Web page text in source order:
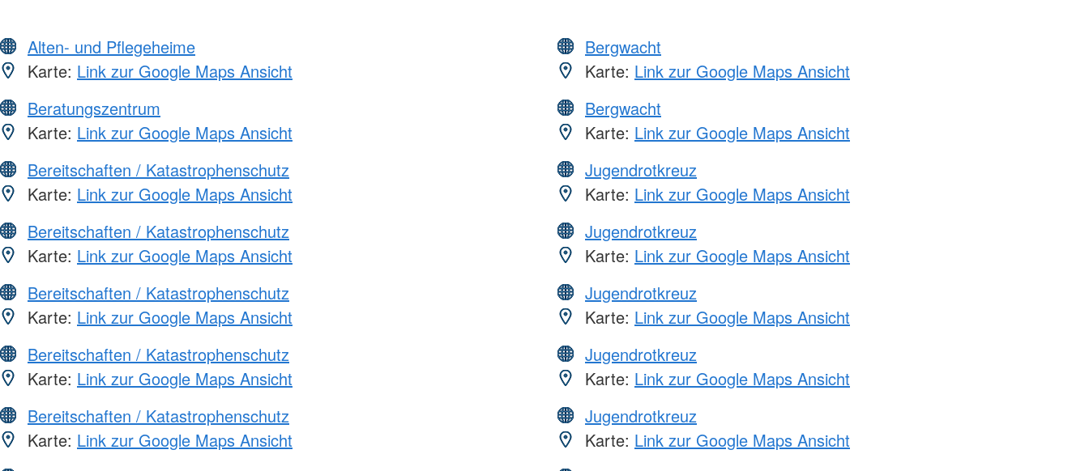
Alten- und Pflegeheime
Karte: Link zur Google Maps Ansicht
Beratungszentrum
Karte: Link zur Google Maps Ansicht
Bereitschaften / Katastrophenschutz
Karte: Link zur Google Maps Ansicht
Bereitschaften / Katastrophenschutz
Karte: Link zur Google Maps Ansicht
Bereitschaften / Katastrophenschutz
Karte: Link zur Google Maps Ansicht
Bereitschaften / Katastrophenschutz
Karte: Link zur Google Maps Ansicht
Bereitschaften / Katastrophenschutz
Karte: Link zur Google Maps Ansicht
Bergwacht
Karte: Link zur Google Maps Ansicht
Bergwacht
Karte: Link zur Google Maps Ansicht
Jugendrotkreuz
Karte: Link zur Google Maps Ansicht
Jugendrotkreuz
Karte: Link zur Google Maps Ansicht
Jugendrotkreuz
Karte: Link zur Google Maps Ansicht
Jugendrotkreuz
Karte: Link zur Google Maps Ansicht
Jugendrotkreuz
Karte: Link zur Google Maps Ansicht